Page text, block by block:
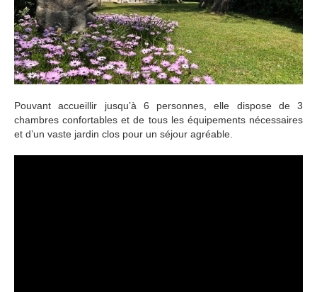
Pouvant accueillir jusqu’à 6 personnes, elle dispose de 3
chambres confortables et de tous les équipements nécessaires
et d’un vaste jardin clos pour un séjour agréable.